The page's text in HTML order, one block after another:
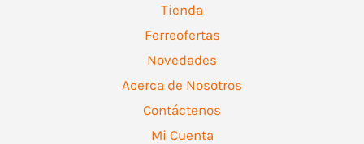
Tienda
Ferreofertas
Novedades
Acerca de Nosotros
Contáctenos
Mi Cuenta